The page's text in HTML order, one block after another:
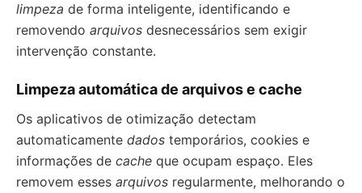
limpeza de forma inteligente, identificando e
removendo arquivos desnecessários sem exigir
intervenção constante.
Limpeza automática de arquivos e cache
Os aplicativos de otimização detectam
automaticamente dados temporários, cookies e
informações de cache que ocupam espaço. Eles
removem esses arquivos regularmente, melhorando o